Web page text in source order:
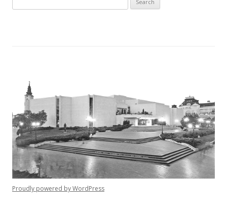
Proudly powered by WordPress